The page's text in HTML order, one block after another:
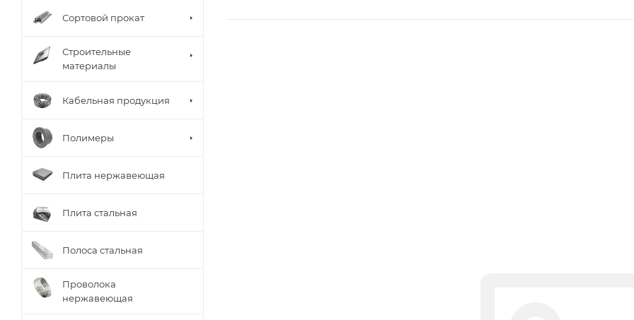
Сортовой прокат
Строительные
материалы
Кабельная продукция
Полимеры
Плита нержавеющая
Плита стальная
Полоса стальная
Проволока
нержавеющая